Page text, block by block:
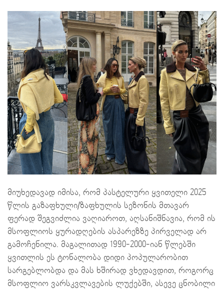
მიუხედავად იმისა, რომ პასტელური ყვითელი 2025
წლის გაზაფხული/ზაფხულის სეზონის მთავარ
ფერად შეგვიძლია ვაღიაროთ, აღსანიშნავია, რომ ის
მსოფლიოს ყურადღების ასპარეზზე პირველად არ
გამოჩენილა. მაგალითად 1990-2000-იან წლებში
ყვითლის ეს ტონალობა დიდი პოპულარობით
სარგებლობდა და მას ხშირად ვხედავდით, როგორც
მსოფლიო ვარსკვლავების ლუქებში, ასევე ცნობილი